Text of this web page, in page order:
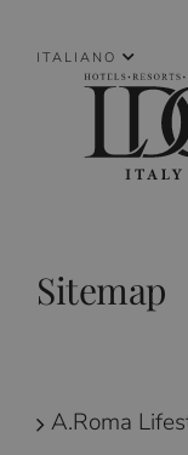
ITALIANO
Sitemap
A.Roma